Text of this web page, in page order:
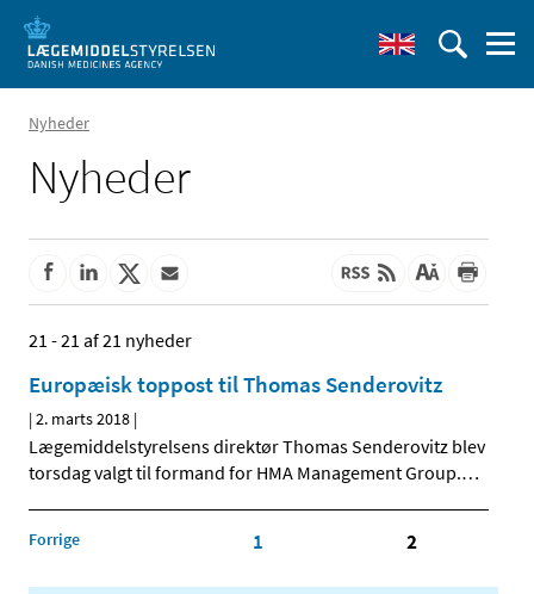
Nyheder
Nyheder
21 - 21 af 21 nyheder
Europæisk toppost til Thomas Senderovitz
|2. marts 2018 |
Lægemiddelstyrelsens direktør Thomas Senderovitz blev
torsdag valgt til formand for HMA Management Group.…
Forrige 1 2